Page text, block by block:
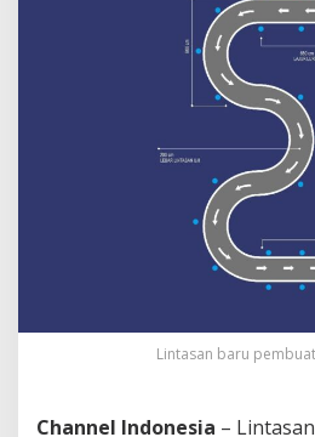
k
“
L
e
i
M
u
d
a
h
a
t
a
Lintasan baru
Channel Indonesia –